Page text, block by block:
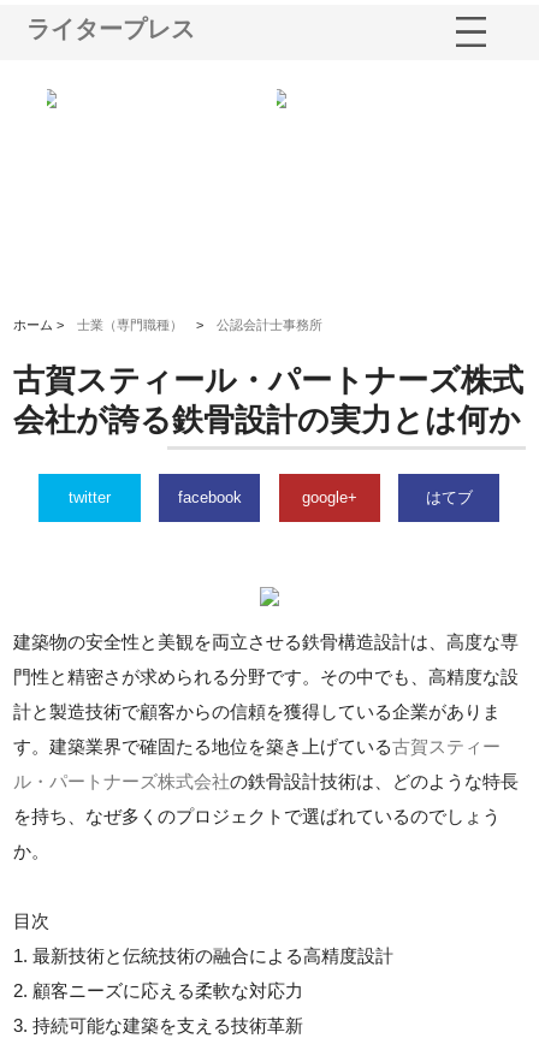
ライタープレス
ホーム >士業（専門職種） >公認会計士事務所
古賀スティール・パートナーズ株式
会社が誇る鉄骨設計の実力とは何か
twitter facebook google+ はてブ
建築物の安全性と美観を両立させる鉄骨構造設計は、高度な専
門性と精密さが求められる分野です。その中でも、高精度な設
計と製造技術で顧客からの信頼を獲得している企業がありま
す。建築業界で確固たる地位を築き上げている古賀スティー
ル・パートナーズ株式会社の鉄骨設計技術は、どのような特長
を持ち、なぜ多くのプロジェクトで選ばれているのでしょう
か。
目次
1. 最新技術と伝統技術の融合による高精度設計
2. 顧客ニーズに応える柔軟な対応力
3. 持続可能な建築を支える技術革新